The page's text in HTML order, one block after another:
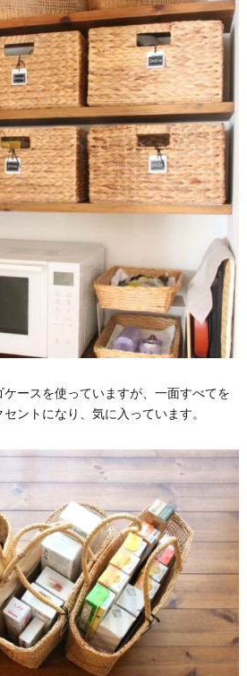
ースを使っていますが、一面すべてを
ントになり、気に入っています。